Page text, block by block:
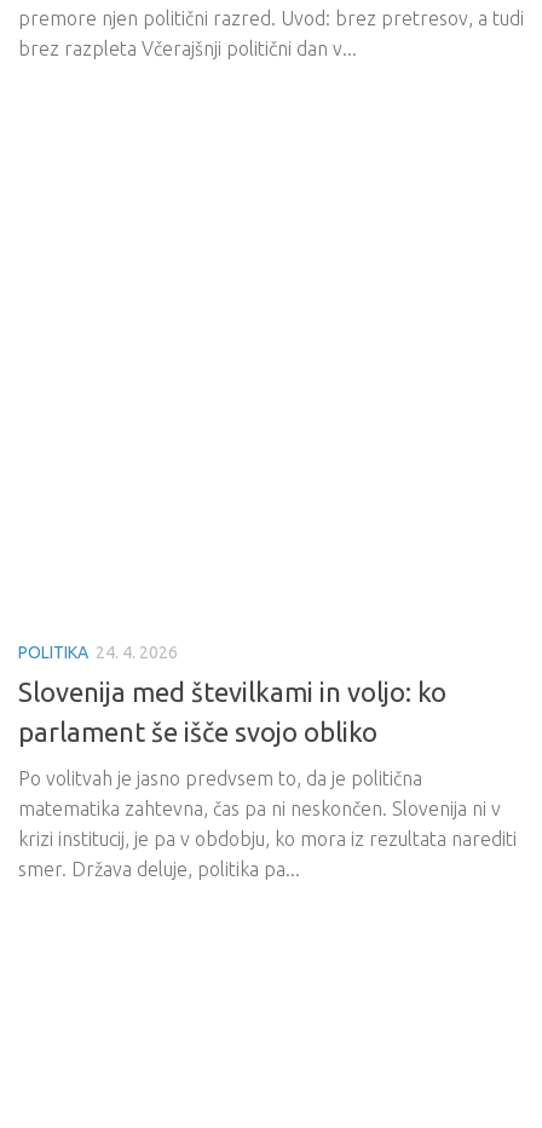
premore njen politični razred. Uvod: brez pretresov, a tudi
brez razpleta Včerajšnji politični dan v...
POLITIKA 24. 4. 2026
Slovenija med številkami in voljo: ko
parlament še išče svojo obliko
Po volitvah je jasno predvsem to, da je politična
matematika zahtevna, čas pa ni neskončen. Slovenija ni v
krizi institucij, je pa v obdobju, ko mora iz rezultata narediti
smer. Država deluje, politika pa...